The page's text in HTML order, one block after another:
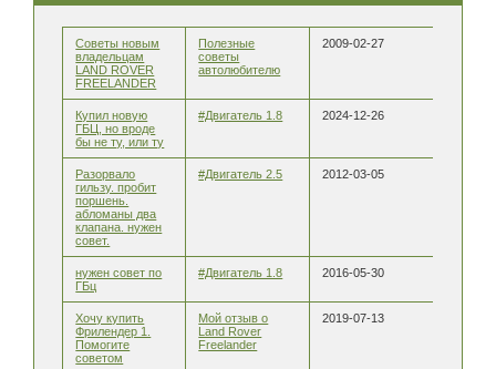
Советы новым
владельцам
LAND ROVER
FREELANDER
Полезные
советы
автолюбителю
2009-02-27
Купил новую
ГБЦ, но вроде
бы не ту, или ту
#Двигатель 1.8 2024-12-26
Разорвало
гильзу. пробит
поршень.
абломаны два
клапана. нужен
совет.
#Двигатель 2.5 2012-03-05
нужен совет по
ГБц
#Двигатель 1.8 2016-05-30
Хочу купить
Фрилендер 1.
Помогите
советом
Мой отзыв о
Land Rover
Freelander
2019-07-13